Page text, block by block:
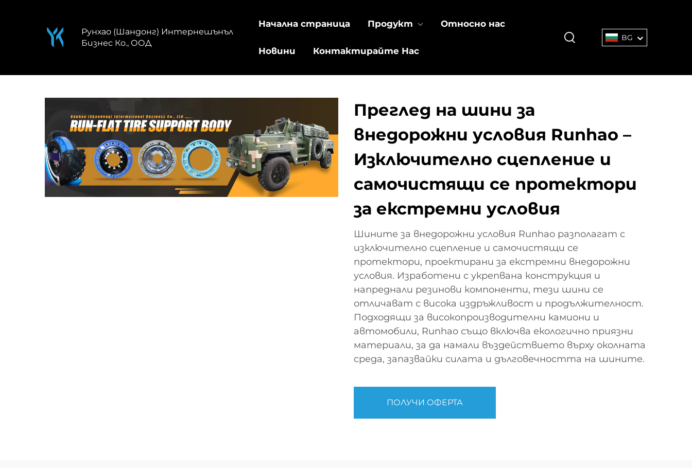
Рунхао (Шандонг) Интернешънъл
Бизнес Ко., ООД
Начална страница Продукт Относно нас
Новини Контактирайте Нас
BG
Преглед на шини за
внедорожни условия Runhao –
Изключително сцепление и
самочистящи се протектори
за екстремни условия
Шините за внедорожни условия Runhao разполагат с
изключително сцепление и самочистящи се
протектори, проектирани за екстремни внедорожни
условия. Изработени с укрепвана конструкция и
напреднали резинови компоненти, тези шини се
отличават с висока издръжливост и продължителност.
Подходящи за високопроизводителни камиони и
автомобили, Runhao също включва екологично приязни
материали, за да намали въздействието върху околната
среда, запазвайки силата и дълговечността на шините.
ПОЛУЧИ ОФЕРТА